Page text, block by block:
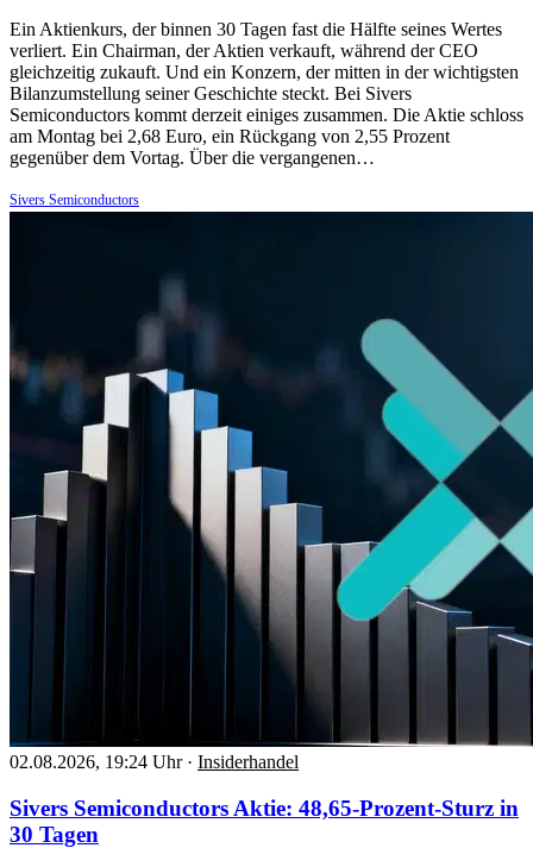
Ein Aktienkurs, der binnen 30 Tagen fast die Hälfte seines Wertes
verliert. Ein Chairman, der Aktien verkauft, während der CEO
gleichzeitig zukauft. Und ein Konzern, der mitten in der wichtigsten
Bilanzumstellung seiner Geschichte steckt. Bei Sivers
Semiconductors kommt derzeit einiges zusammen. Die Aktie schloss
am Montag bei 2,68 Euro, ein Rückgang von 2,55 Prozent
gegenüber dem Vortag. Über die vergangenen…
Sivers Semiconductors
02.08.2026, 19:24 Uhr · Insiderhandel
Sivers Semiconductors Aktie: 48,65-Prozent-Sturz in
30 Tagen